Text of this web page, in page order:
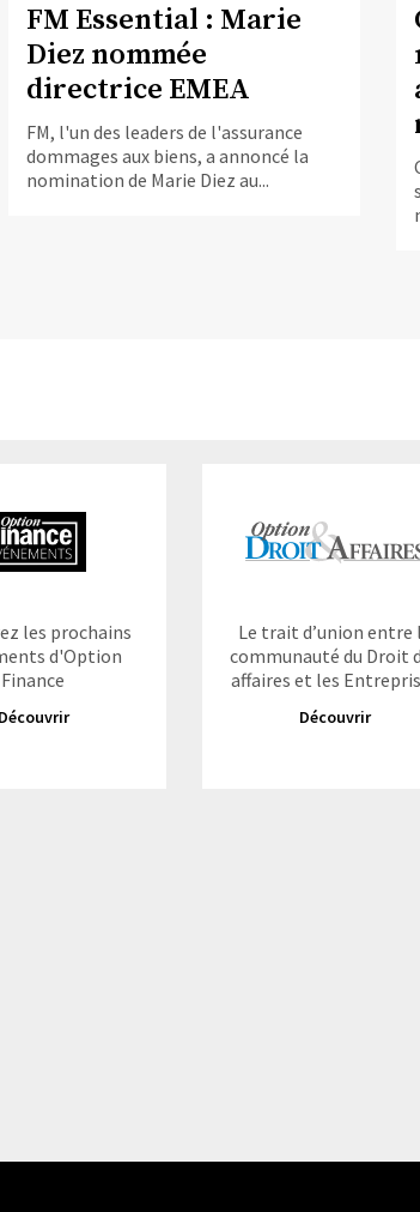
FM Essential : Marie
Diez nommée
directrice EMEA
FM, l'un des leaders de l'assurance
dommages aux biens, a annoncé la
nomination de Marie Diez au...
les prochains
d'Option
Finance
Découvrir
Le trait d’union entre
communauté du Droit
affaires et les
Découvrir